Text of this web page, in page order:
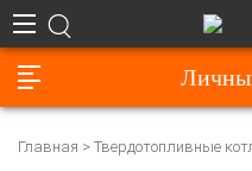
Главная Твердотопливные